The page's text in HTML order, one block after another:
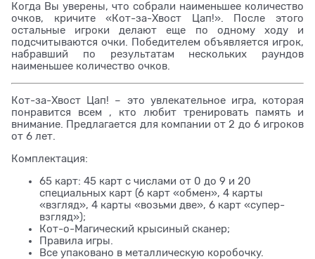
Когда Вы уверены, что собрали наименьшее количество
очков, кричите «Кот-за-Хвост Цап!». После этого
остальные игроки делают еще по одному ходу и
подсчитываются очки. Победителем объявляется игрок,
набравший по результатам нескольких раундов
наименьшее количество очков.
Кот-за-Хвост Цап! – это увлекательное игра, которая
понравится всем , кто любит тренировать память и
внимание. Предлагается для компании от 2 до 6 игроков
от 6 лет.
Комплектация:
65 карт: 45 карт с числами от 0 до 9 и 20
специальных карт (6 карт «обмен», 4 карты
«взгляд», 4 карты «возьми две», 6 карт «супер-
взгляд»);
Кот-о-Магический крысиный сканер;
Правила игры.
Все упаковано в металлическую коробочку.